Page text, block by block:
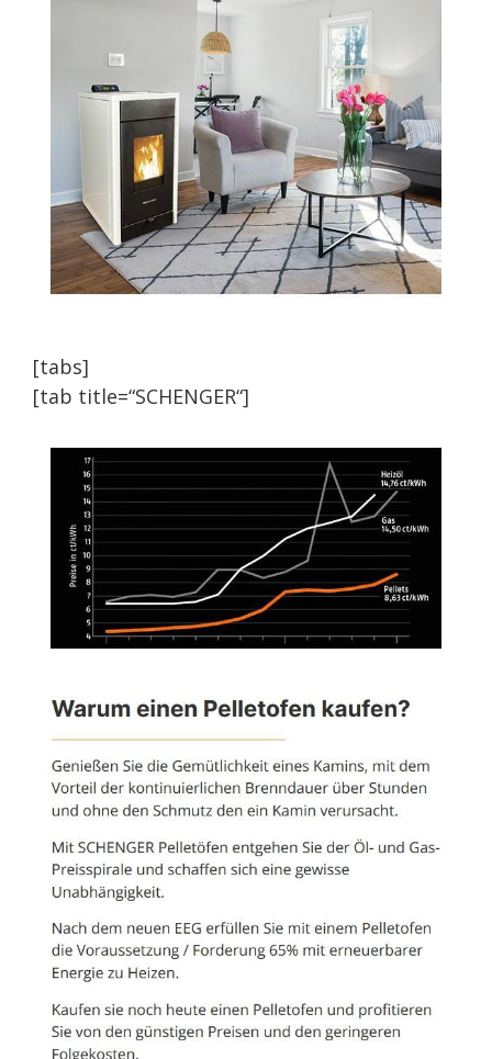
[tabs]
[tab title=“SCHENGER“]